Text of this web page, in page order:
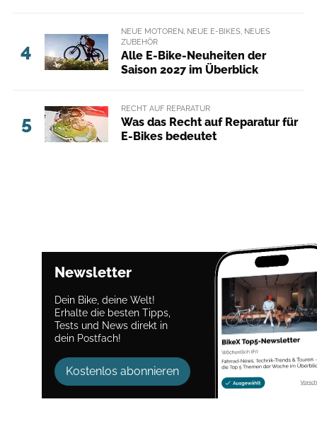
4
NEUE MOTOREN, NEUE E-BIKES, NEUES
ZUBEHÖR
Alle E-Bike-Neuheiten der
Saison 2027 im Überblick
5
RECHT AUF REPARATUR
Was das Recht auf Reparatur für
E-Bikes bedeutet
Newsletter
Dein Bike, deine Welt!
Erhalte die besten Tipps,
Tests und News direkt in
dein Postfach!
Kostenlos abonnieren